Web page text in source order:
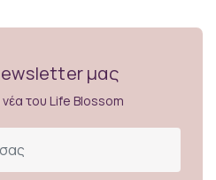
μας
του Life Blossom